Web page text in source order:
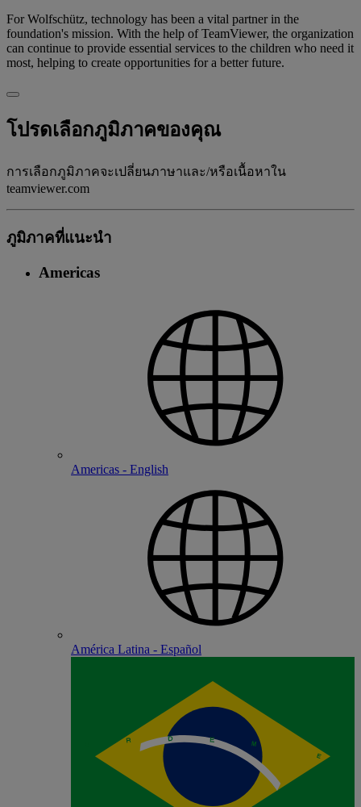
For Wolfschütz, technology has been a vital partner in the
foundation's mission. With the help of TeamViewer, the organization
can continue to provide essential services to the children who need it
most, helping to create opportunities for a better future.
โปรดเลือกภูมิภาคของคุณ
การเลือกภูมิภาคจะเปลี่ยนภาษาและ/หรือเนื้อหาใน
teamviewer.com
ภูมิภาคที่แนะนํา
Americas
Americas - English
América Latina - Español